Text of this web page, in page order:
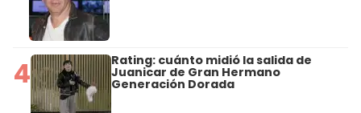
4 Rating: cuánto midió la salida de
Juanicar de Gran Hermano
Generación Dorada